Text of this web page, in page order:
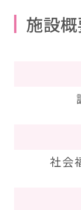
施設
社会